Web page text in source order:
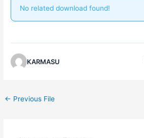
No related download found!
KARMASU
← Previous File